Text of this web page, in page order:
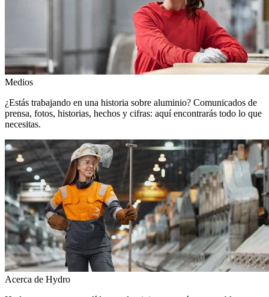
Medios
¿Estás trabajando en una historia sobre aluminio? Comunicados de
prensa, fotos, historias, hechos y cifras: aquí encontrarás todo lo que
necesitas.
Acerca de Hydro